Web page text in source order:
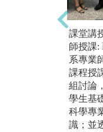
課堂講
師授課:
系專業
課程授
組討論
學生基
科學專
識；並